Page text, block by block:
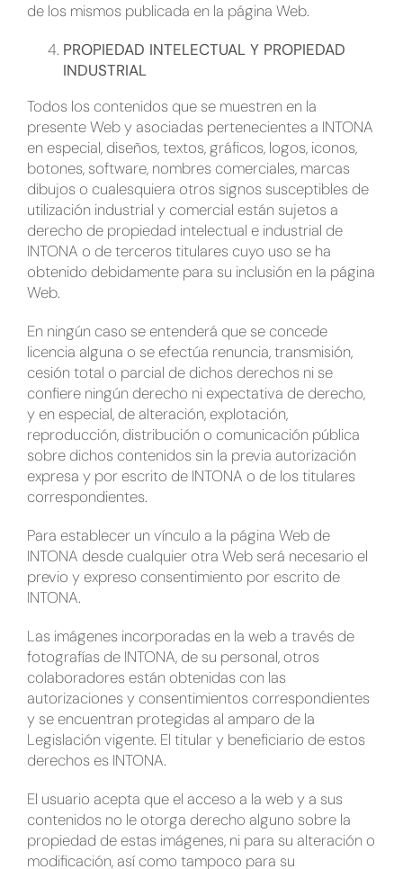
de los mismos publicada en la página Web.
PROPIEDAD INTELECTUAL Y PROPIEDAD
INDUSTRIAL
Todos los contenidos que se muestren en la
presente Web y asociadas pertenecientes a INTONA
en especial, diseños, textos, gráficos, logos, iconos,
botones, software, nombres comerciales, marcas
dibujos o cualesquiera otros signos susceptibles de
utilización industrial y comercial están sujetos a
derecho de propiedad intelectual e industrial de
INTONA o de terceros titulares cuyo uso se ha
obtenido debidamente para su inclusión en la página
Web.
En ningún caso se entenderá que se concede
licencia alguna o se efectúa renuncia, transmisión,
cesión total o parcial de dichos derechos ni se
confiere ningún derecho ni expectativa de derecho,
y en especial, de alteración, explotación,
reproducción, distribución o comunicación pública
sobre dichos contenidos sin la previa autorización
expresa y por escrito de INTONA o de los titulares
correspondientes.
Para establecer un vínculo a la página Web de
INTONA desde cualquier otra Web será necesario el
previo y expreso consentimiento por escrito de
INTONA.
Las imágenes incorporadas en la web a través de
fotografías de INTONA, de su personal, otros
colaboradores están obtenidas con las
autorizaciones y consentimientos correspondientes
y se encuentran protegidas al amparo de la
Legislación vigente. El titular y beneficiario de estos
derechos es INTONA.
El usuario acepta que el acceso a la web y a sus
contenidos no le otorga derecho alguno sobre la
propiedad de estas imágenes, ni para su alteración o
modificación, así como tampoco para su